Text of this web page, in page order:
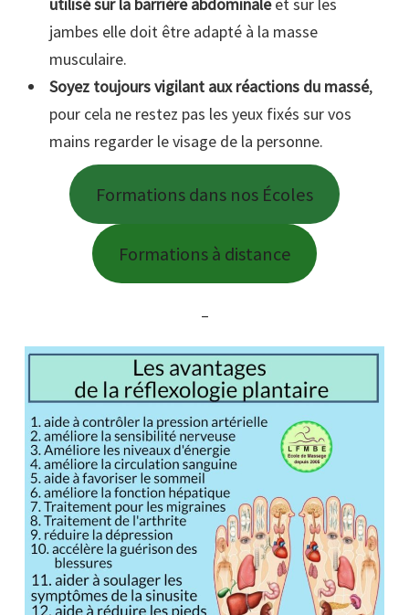
jambes elle doit être adapté à la masse
musculaire.
Soyez toujours vigilant aux réactions du massé,
pour cela ne restez pas les yeux fixés sur vos
mains regarder le visage de la personne.
Formations dans nos Écoles
Formations à distance
–